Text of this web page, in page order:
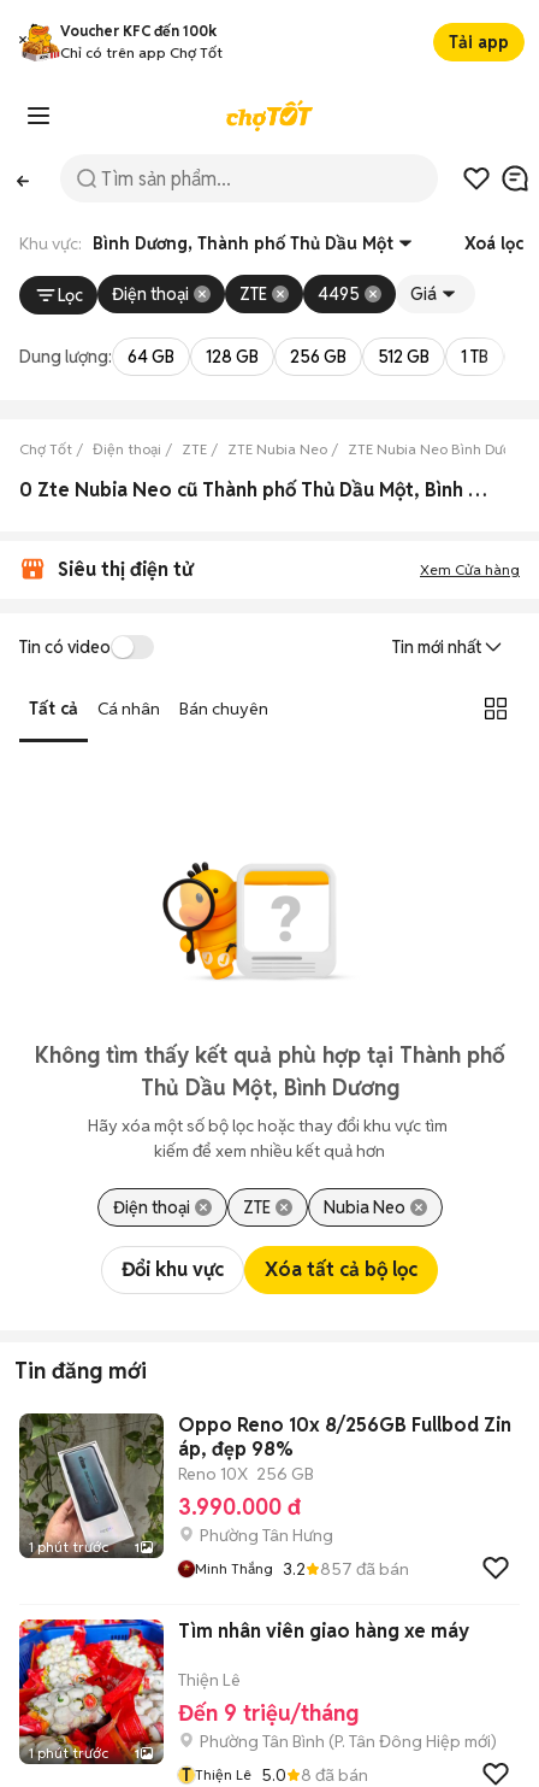
Voucher KFC đến 100k
Chỉ có trên app Chợ Tốt
Tải app
Khu vực: Bình Dương, Thành phố Thủ Dầu Một Xoá lọc
Lọc Điện thoại ZTE 4495 Giá
Dung lượng: 64 GB 128 GB 256 GB 512 GB 1 TB
Chợ Tốt Điện thoại ZTE ZTE Nubia Neo ZTE Nubia Neo Bình Dương
0 Zte Nubia Neo cũ Thành phố Thủ Dầu Một, Bình Dương đẹp
Siêu thị điện tử Xem Cửa hàng
Tin có video Tin mới nhất
Tất cả Cá nhân Bán chuyên
Không tìm thấy kết quả phù hợp tại Thành phố
Thủ Dầu Một, Bình Dương
Hãy xóa một số bộ lọc hoặc thay đổi khu vực tìm
kiếm để xem nhiều kết quả hơn
Điện thoại ZTE Nubia Neo
Đổi khu vực Xóa tất cả bộ lọc
Tin đăng mới
1 phút trước 1
Oppo Reno 10x 8/256GB Fullbod Zin
áp, đẹp 98%
Reno 10X 256 GB
3.990.000 đ
Phường Tân Hưng
Minh Thắng 3.2 857 đã bán
1 phút trước 1
Tìm nhân viên giao hàng xe máy
Thiện Lê
Đến 9 triệu/tháng
Phường Tân Bình (P. Tân Đông Hiệp mới)
T Thiện Lê 5.0 8 đã bán